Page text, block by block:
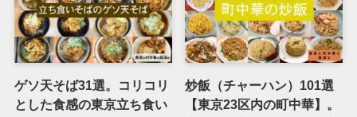
ゲソ天そば31選。コリコリ
とした食感の東京立ち食い
炒飯（チャーハン）101選
【東京23区内の町中華】。